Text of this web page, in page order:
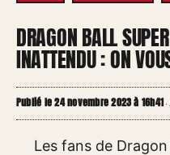
DRAGON BALL
INATTENDU : ON
Publié le 24 novembre 2023 à 16h41·
Les fans de